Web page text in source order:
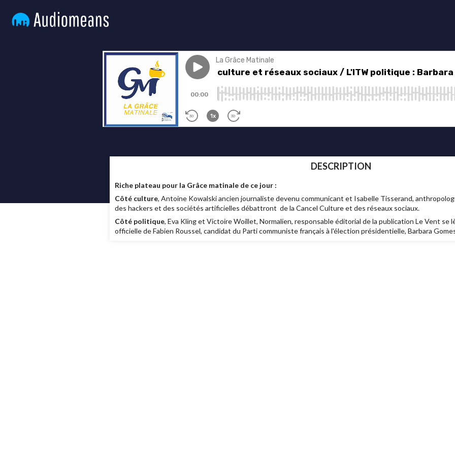
DESCRIPTION
Riche plateau pour la Grâce matinale de ce jour :
Côté culture, Antoine Kowalski ancien journaliste devenu communicant et Isabelle Tisserand,
des hackers et des sociétés artificielles débattront de la Cancel Culture et des réseaux sociaux.
Côté politique, Eva Kling et Victoire Woillet, Normalien, responsable éditorial de la publication Le Vent se
officielle de Fabien Roussel, candidat du Parti communiste français à l'élection présidentielle, Barbara